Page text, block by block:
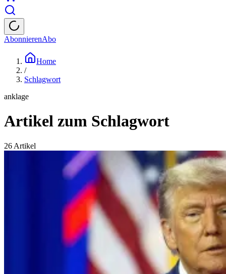
AbonnierenAbo
Home
/
Schlagwort
anklage
Artikel zum Schlagwort
26 Artikel